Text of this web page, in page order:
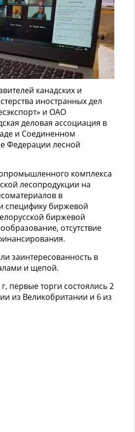
канадских и
иностранных дел
и ОАО
деловая ассоциация в
и Соединенном
Федерации лесной
комплекса
лесопродукции на
в
специфику биржевой
биржевой
отсутствие
заинтересованность в
и щепой.
первые торги состоялись 2
из Великобритании и 6 из